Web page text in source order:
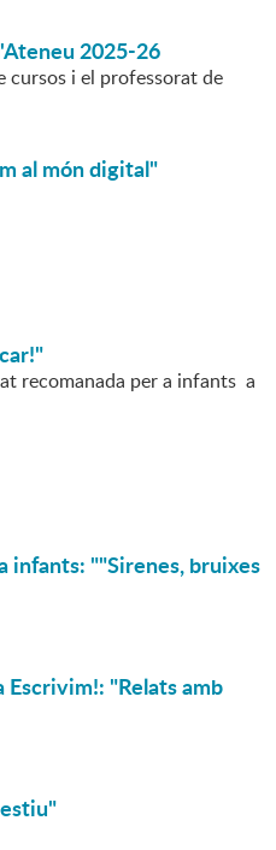
2025-26
cursos i el professorat de
al món digital"
recomanada per a infants a
infants: ""Sirenes, bruixes
"Relats amb